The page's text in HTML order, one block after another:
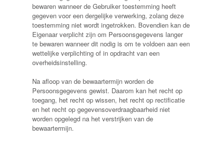
bewaren wanneer de Gebruiker toestemming heeft
gegeven voor een dergelijke verwerking, zolang deze
toestemming niet wordt ingetrokken. Bovendien kan de
Eigenaar verplicht zijn om Persoonsgegevens langer
te bewaren wanneer dit nodig is om te voldoen aan een
wettelijke verplichting of in opdracht van een
overheidsinstelling.
Na afloop van de bewaartermijn worden de
Persoonsgegevens gewist. Daarom kan het recht op
toegang, het recht op wissen, het recht op rectificatie
en het recht op gegevensoverdraagbaarheid niet
worden opgelegd na het verstrijken van de
bewaartermijn.